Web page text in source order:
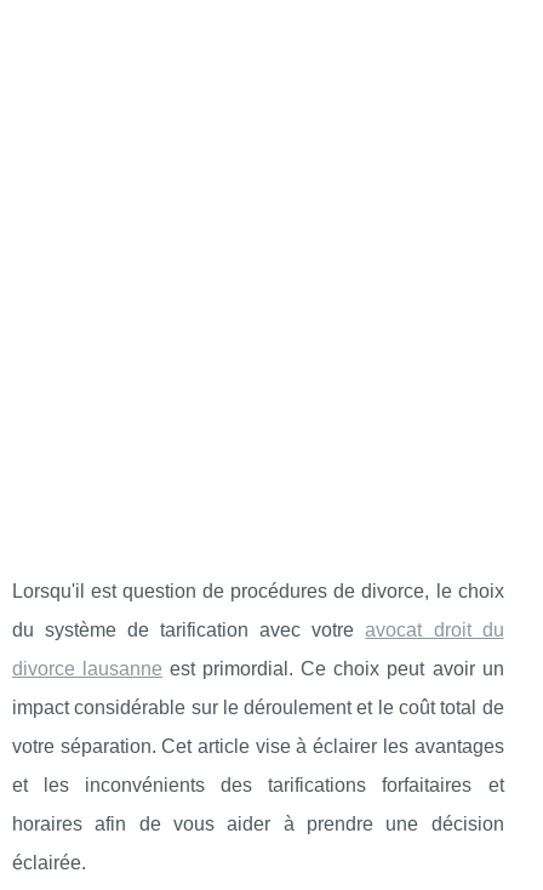
Lorsqu'il est question de procédures de divorce, le choix
du système de tarification avec votreavocat droit du
divorce lausanne est primordial. Ce choix peut avoir un
impact considérable sur le déroulement et le coût total de
votre séparation. Cet article vise à éclairer les avantages
et les inconvénients des tarifications forfaitaires et
horaires afin de vous aider à prendre une décision
éclairée.